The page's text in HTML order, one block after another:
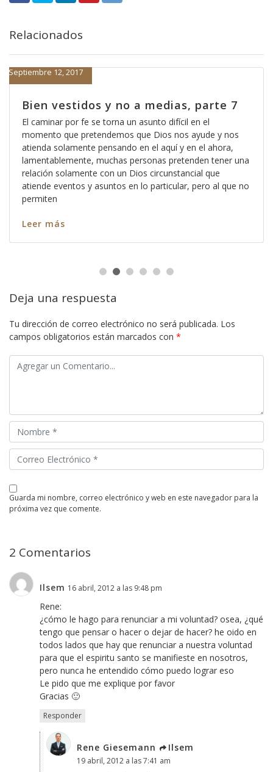
Relacionados
Bien vestidos y no a medias, parte 7
Septiembre 12, 2017
El caminar por fe se torna un asunto difícil en el
momento que pretendemos que Dios nos ayude y nos
atienda solamente pensando en el aquí y en el ahora,
lamentablemente, muchas personas pretenden tener una
relación solamente con un Dios circunstancial que
atiende eventos y asuntos en lo particular, pero al que no
permiten
Leer más
Deja una respuesta
Tu dirección de correo electrónico no será publicada. Los
campos obligatorios están marcados con *
guarda mi nombre, correo electrónico y web en este navegador para la
próxima vez que comente.
2 Comentarios
Ilsem 16 abril, 2012 a las 9:48 pm
Rene:
¿cómo le hago para renunciar a mi voluntad? osea, ¿qué
tengo que pensar o hacer o dejar de hacer? he oido en
todos lados que hay que renunciar a nuestra voluntad
para que el espiritu santo se manifieste en nosotros,
pero nunca he entendido cómo puedo lograr eso
Le pido que me explique por favor
Gracias 🙂
Responder
Rene Giesemann Ilsem
19 abril, 2012 a las 7:41 am